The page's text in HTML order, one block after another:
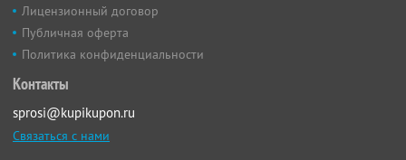
Лицензионный договор
Публичная оферта
Политика конфиденциальности
Контакты
sprosi@kupikupon.ru
Связаться с нами